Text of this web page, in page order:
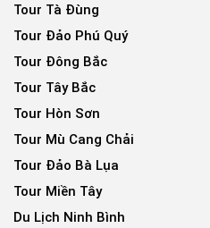
Tour Tà Đùng
Tour Đảo Phú Quý
Tour Đông Bắc
Tour Tây Bắc
Tour Hòn Sơn
Tour Mù Cang Chải
Tour Đảo Bà Lụa
Tour Miền Tây
Du Lịch Ninh Bình